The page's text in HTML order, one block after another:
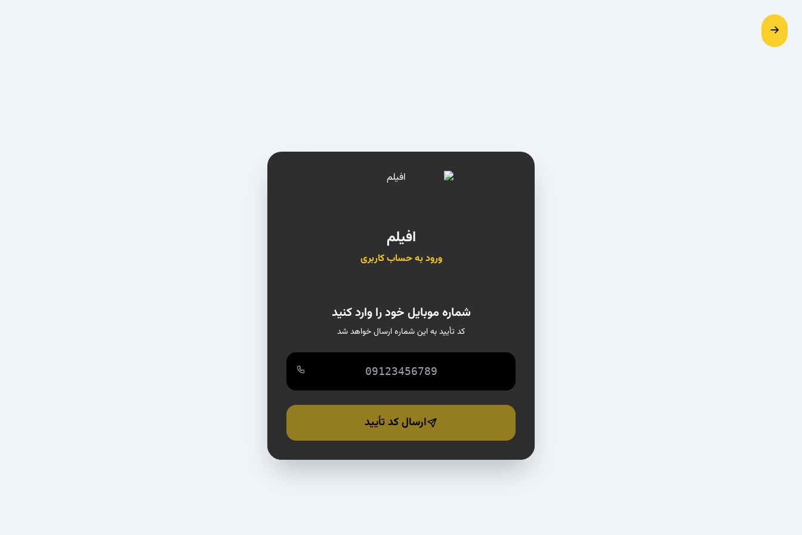
افیلم
ورود به حساب کاربری
شماره موبایل خود را وارد کنید
کد تأیید به این شماره ارسال خواهد شد
ارسال کد تأیید